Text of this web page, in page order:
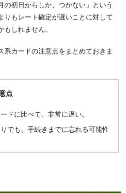
の初日からしか、つかない」という
りもレート確定が遅いことに対して
しれません。
系カードの注意点をまとめておきま
点
ドに比べて、非常に遅い。
でも、手続きまでに忘れる可能性